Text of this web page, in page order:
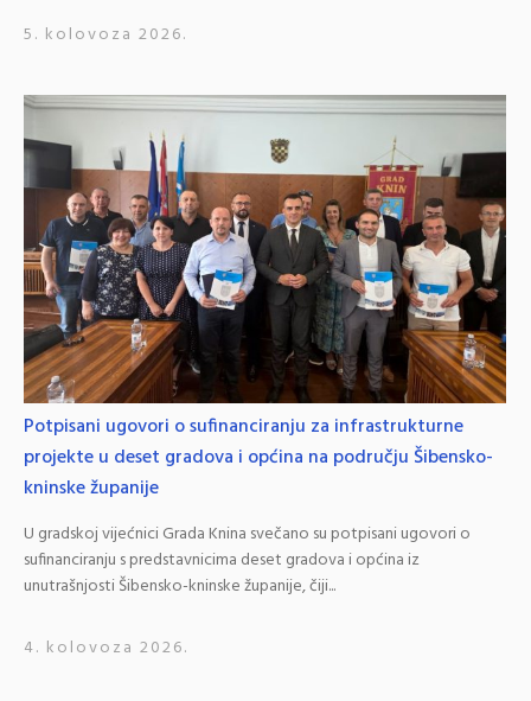
5. kolovoza 2026.
Potpisani ugovori o sufinanciranju za infrastrukturne
projekte u deset gradova i općina na području Šibensko-
kninske županije
U gradskoj vijećnici Grada Knina svečano su potpisani ugovori o
sufinanciranju s predstavnicima deset gradova i općina iz
unutrašnjosti Šibensko-kninske županije, čiji...
4. kolovoza 2026.